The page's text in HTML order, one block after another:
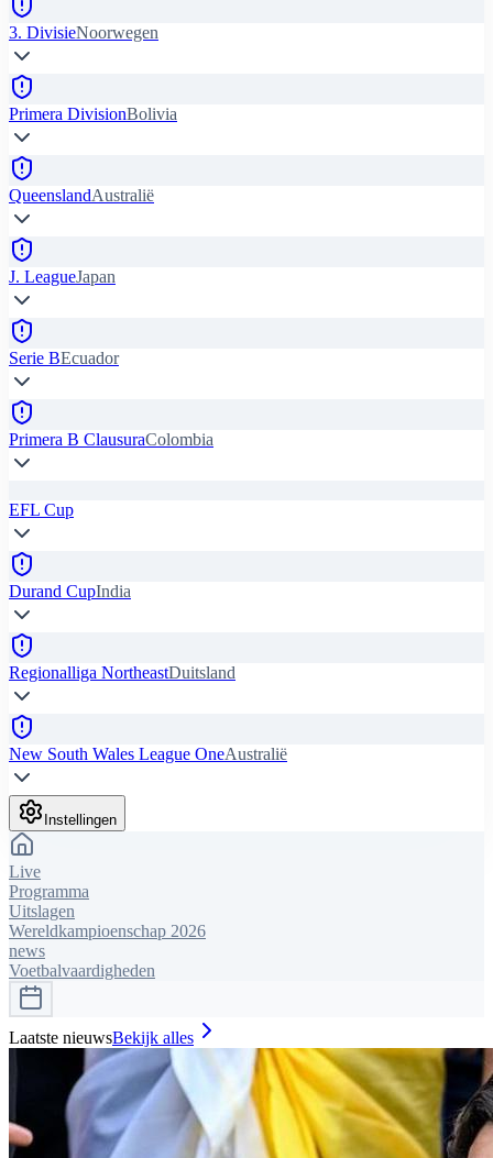
3. DivisieNoorwegen
Primera DivisionBolivia
QueenslandAustralië
J. LeagueJapan
Serie BEcuador
Primera B ClausuraColombia
EFL Cup
Durand CupIndia
Regionalliga NortheastDuitsland
New South Wales League OneAustralië
Instellingen
Live
Programma
Uitslagen
Wereldkampioenschap 2026
news
Voetbalvaardigheden
Laatste nieuwsBekijk alles